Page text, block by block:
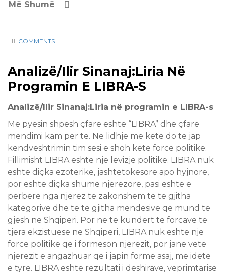
Më Shumë
2017
COMMENTS
Analizë/Ilir Sinanaj:Liria Në
Programin E LIBRA-S
Analizë/Ilir Sinanaj:Liria në programin e LIBRA-s
Më pyesin shpesh çfarë është “LIBRA” dhe çfarë
mendimi kam për të. Në lidhje me këtë do të jap
këndvështrimin tim sesi e shoh këtë forcë politike.
Fillimisht LIBRA është një lëvizje politike. LIBRA nuk
është diçka ezoterike, jashtëtokësore apo hyjnore,
por është diçka shumë njerëzore, pasi është e
përbërë nga njerëz të zakonshëm të të gjitha
kategorive dhe të të gjitha mendësive që mund të
gjesh në Shqipëri. Por në të kundërt të forcave të
tjera ekzistuese në Shqipëri, LIBRA nuk është një
forcë politike që i formëson njerëzit, por janë vetë
njerëzit e angazhuar që i japin formë asaj, me idetë
e tyre. LIBRA është rezultati i dëshirave, veprimtarisë